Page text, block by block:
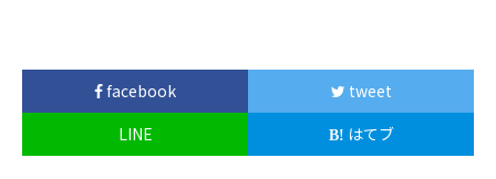
facebook
tweet
LINE
はてブ